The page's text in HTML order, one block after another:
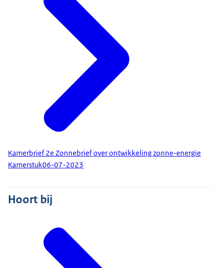
Kamerbrief 2e Zonnebrief over ontwikkeling zonne-energie
Kamerstuk06-07-2023
Hoort bij